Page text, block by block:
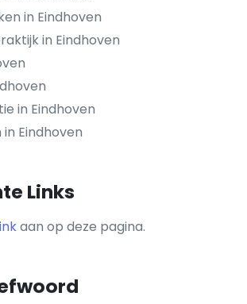
in Eindhoven
in Eindhoven
in Eindhoven
Eindhoven
Links
aan op deze pagina.